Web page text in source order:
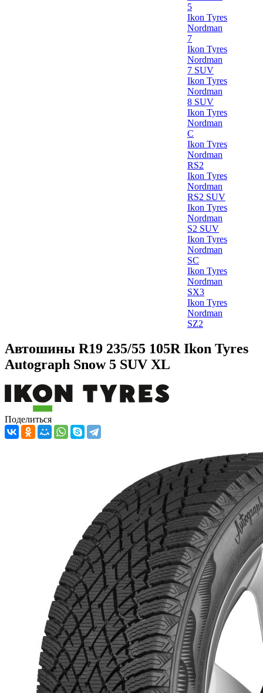
5
Ikon Tyres
Nordman
7
Ikon Tyres
Nordman
7 SUV
Ikon Tyres
Nordman
8 SUV
Ikon Tyres
Nordman
C
Ikon Tyres
Nordman
RS2
Ikon Tyres
Nordman
RS2 SUV
Ikon Tyres
Nordman
S2 SUV
Ikon Tyres
Nordman
SC
Ikon Tyres
Nordman
SX3
Ikon Tyres
Nordman
SZ2
Автошины R19 235/55 105R Ikon Tyres
Autograph Snow 5 SUV XL
Поделиться